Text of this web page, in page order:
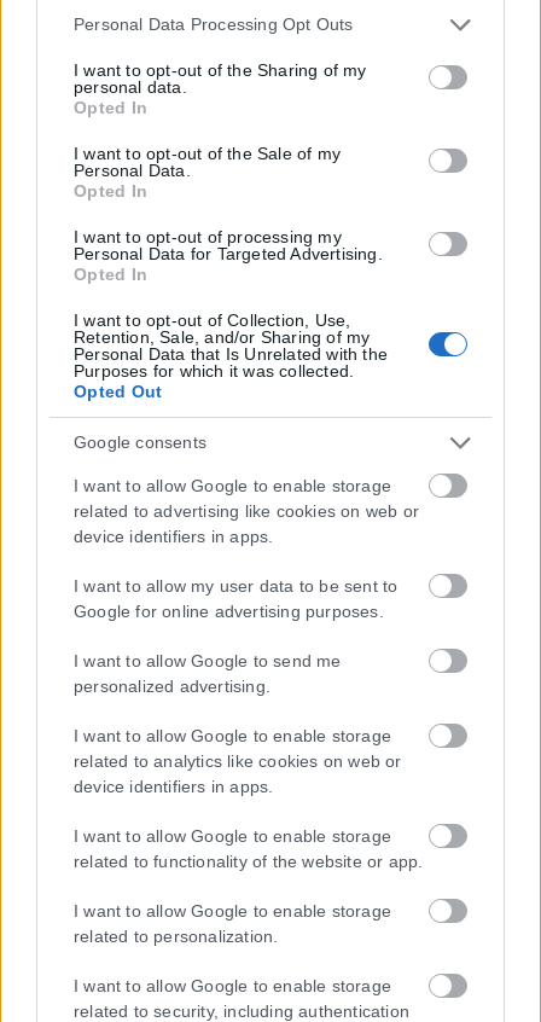
Please note that this website/app uses one or more Google
but not limited to your visit or usage behaviour. You may
click to grant or deny consent to Google and its third-party
tags to use your data for below specified purposes in below
Google consent section.
Personal Data Processing Opt Outs
I want to opt-out of the Sharing of my
personal data.
Opted In
I want to opt-out of the Sale of my
Personal Data.
Opted In
I want to opt-out of processing my
Personal Data for Targeted Advertising.
Opted In
I want to opt-out of Collection, Use,
Retention, Sale, and/or Sharing of my
Personal Data that Is Unrelated with the
Purposes for which it was collected.
Opted Out
Google consents
I want to allow Google to enable storage
related to advertising like cookies on web or
device identifiers in apps.
I want to allow my user data to be sent to
Google for online advertising purposes.
I want to allow Google to send me
personalized advertising.
I want to allow Google to enable storage
related to analytics like cookies on web or
device identifiers in apps.
I want to allow Google to enable storage
related to functionality of the website or app.
I want to allow Google to enable storage
related to personalization.
I want to allow Google to enable storage
related to security, including authentication
Οι περισσότεροι άνθρωποι που βιώνουν κρίσεις ή διαταραχή
πανικού βελτιώνονται με τη θεραπεία.
Χωρίς θεραπεία, τα άτομα με διαταραχή πανικού έχουν υψηλότερο
κίνδυνο αυτοκτονικού ιδεασμού. Μπορεί επίσης να μειωθεί η
ποιότητα ζωής τους λόγω της μειωμένης κοινωνικής
λειτουργικότητας.
Πώς μπορώ να σταματήσω μια κρίση πανικού;
Αν και δεν υπάρχει τρόπος να σταματήσετε αμέσως μια κρίση
πανικού, μπορείτε να διαχειριστείτε τα συμπτώματα μέχρι να
υποχωρήσει η κρίση:
Εξάσκηση στη βαθιά αναπνοή
: Οι βαθιές αναπνοές μπορούν να
Εισπνεύστε όσο πιο αργά, βαθιά και απαλά μπορείτε από τη μύτη και
εκπνεύστε αργά από το στόμα. Κλείστε τα μάτια και επικεντρωθείτε
στην αναπνοή.
: Το να γνωρίζετε ότι
βιώνετε μια κρίση πανικού και όχι ένα επικίνδυνο πρόβλημα υγείας,
μπορεί να σας βοηθήσει να διαχειριστείτε τον φόβο. Υπενθυμίστε
στον εαυτό σας ότι η κρίση είναι προσωρινή και θα περάσει.
Μυϊκή χαλάρωση:
Οι κρίσεις άγχους μπορεί να προκαλέσουν
ομάδας κάθε φορά για να μειώσετε την ένταση και να εστιάσετε στο
Εξάσκηση της ενσυνειδητότητας
σώμα σας. Εξασκηθείτε στην ενσυνειδητότητα και επικεντρωθείτε
στο «εδώ και τώρα».
φαρμακευτική αγωγή και ψυχοθεραπεία, αν έχετε συχνές κρίσεις
Πότε πρέπει να συμβουλευτώ γιατρό;